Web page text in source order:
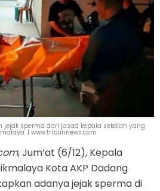
jejak sperma dari jasad kepala sekolah yang
| www.tribunnews.com
, Jum’at (6/12), Kepala
Kota AKP Dadang
adanya jejak sperma di